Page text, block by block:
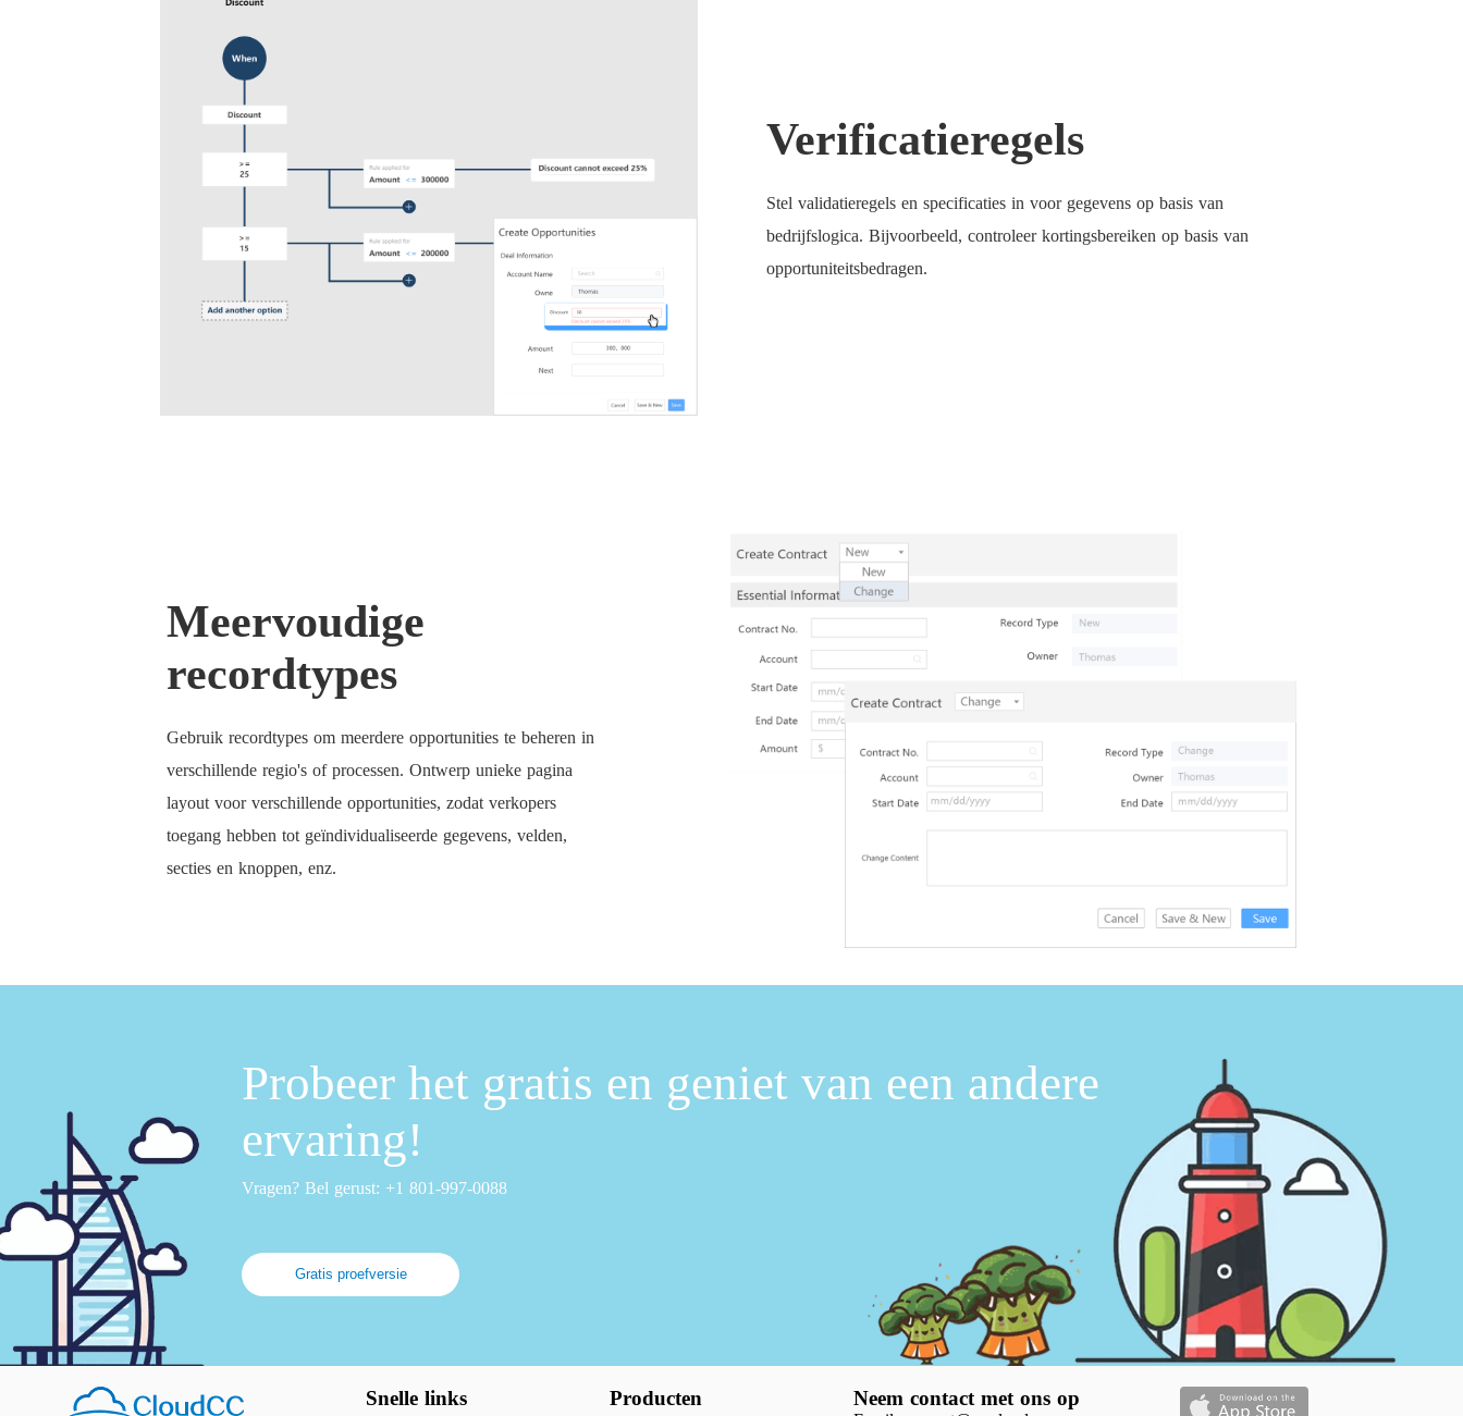
Verificatieregels
Stel validatieregels en specificaties in voor gegevens op basis van
bedrijfslogica. Bijvoorbeeld, controleer kortingsbereiken op basis van
opportuniteitsbedragen.
Meervoudige
recordtypes
Gebruik recordtypes om meerdere opportunities te beheren in
verschillende regio's of processen. Ontwerp unieke pagina
layout voor verschillende opportunities, zodat verkopers
toegang hebben tot geïndividualiseerde gegevens, velden,
secties en knoppen, enz.
Probeer het gratis en geniet van een andere
ervaring!
Vragen? Bel gerust: +1 801-997-0088
Gratis proefversie
Snelle links Producten Neem contact met ons op